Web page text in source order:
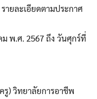
ยละเอียดตามประกาศ
พ.ศ. 2567 ถึง วันศุกร์ที่
) วิทยาลัยการอาชีพ